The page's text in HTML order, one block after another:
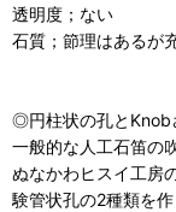
透明度；ない
石質；節理はあるが
◎円柱状の孔とKnob
一般的な人工石笛の
ぬなかわヒスイ工房
験管状孔の2種類を作